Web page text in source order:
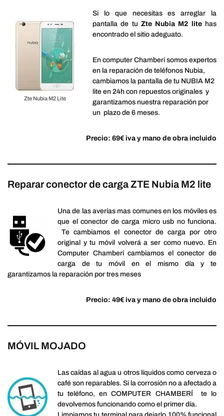
Zte Nubia M2 Lite
Si lo que necesitas es arreglar la
pantalla de tu Zte Nubia M2 litehas
encontrado el sitio adeguato.
En computer Chamberí somos expertos
en la reparación de teléfonos Nubia,
cambiamos la pantalla de tu NUBIA M2
lite en 24h con repuestos originales y
garantizamos nuestra reparación por
un plazo de 6 meses.
Precio: 69€ iva y mano de obra incluido
Reparar conector de carga ZTE Nubia M2 lite
Una de las averías mas comunes en los móviles es
que el conector de carga micro usb no funciona.
Te cambiamos el conector de carga por otro
original y tu móvil volverá a ser como nuevo. En
Computer Chamberí cambiamos el conector de
carga de tu móvil en el mismo día y te
garantizamos la reparación por tres meses
Precio: 49€ iva y mano de obra incluido
MÓVIL MOJADO
Las caídas al agua u otros líquidos como cerveza o
café son reparables. Si la corrosión no a afectado a
tu teléfono, en COMPUTER CHAMBERÍ te lo
devolvemos funcionando como el primer día.